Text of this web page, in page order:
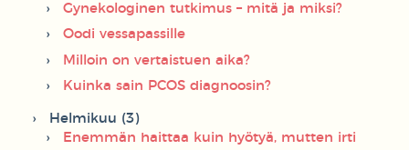
Gynekologinen tutkimus – mitä ja miksi?
Oodi vessapassille
Milloin on vertaistuen aika?
Kuinka sain PCOS diagnoosin?
Helmikuu (3)
Enemmän haittaa kuin hyötyä, mutten irti